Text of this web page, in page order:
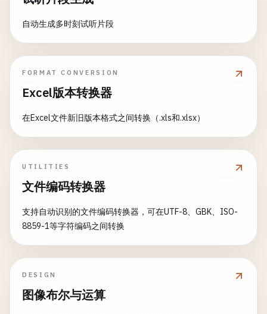
自动生成多时刻试听片段
FORMAT CONVERSION
Excel版本转换器
在Excel文件新旧版本格式之间转换（.xls和.xlsx）
UTILITIES
文件编码转换器
支持自动识别的文件编码转换器，可在UTF-8、GBK、ISO-
8859-1等字符编码之间转换
DESIGN
图像布尔与运算